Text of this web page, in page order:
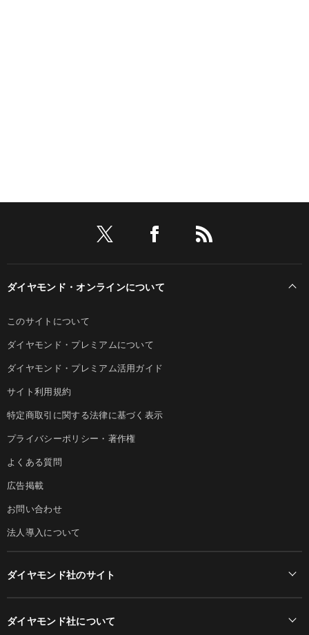
ダイヤモンド・オンラインについて
このサイトについて
ダイヤモンド・プレミアムについて
ダイヤモンド・プレミアム活用ガイド
サイト利用規約
特定商取引に関する法律に基づく表示
プライバシーポリシー・著作権
よくある質問
広告掲載
お問い合わせ
法人導入について
ダイヤモンド社のサイト
ダイヤモンド社について